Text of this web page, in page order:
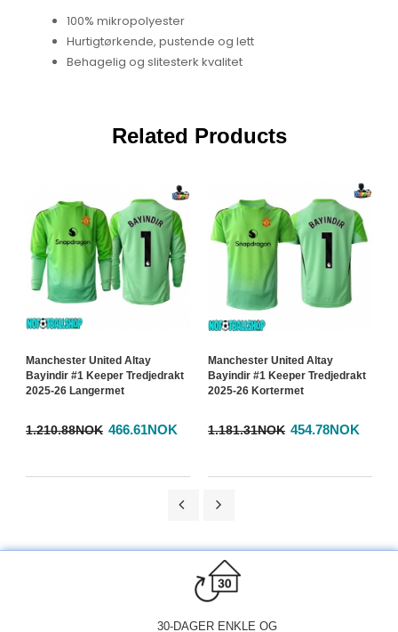
100% mikropolyester
Hurtigtørkende, pustende og lett
Behagelig og slitesterk kvalitet
Related Products
Manchester United Altay
Bayindir #1 Keeper Tredjedrakt
2025-26 Langermet
1.210.88NOK 466.61NOK
Manchester United Altay
Bayindir #1 Keeper Tredjedrakt
2025-26 Kortermet
1.181.31NOK 454.78NOK
30-DAGER ENKLE OG